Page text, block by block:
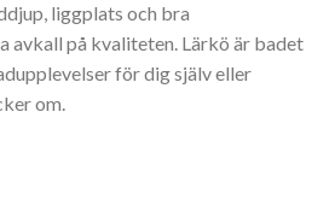
liggplats och bra
avkall på kvaliteten. Lärkö är badet
för dig själv eller
om.